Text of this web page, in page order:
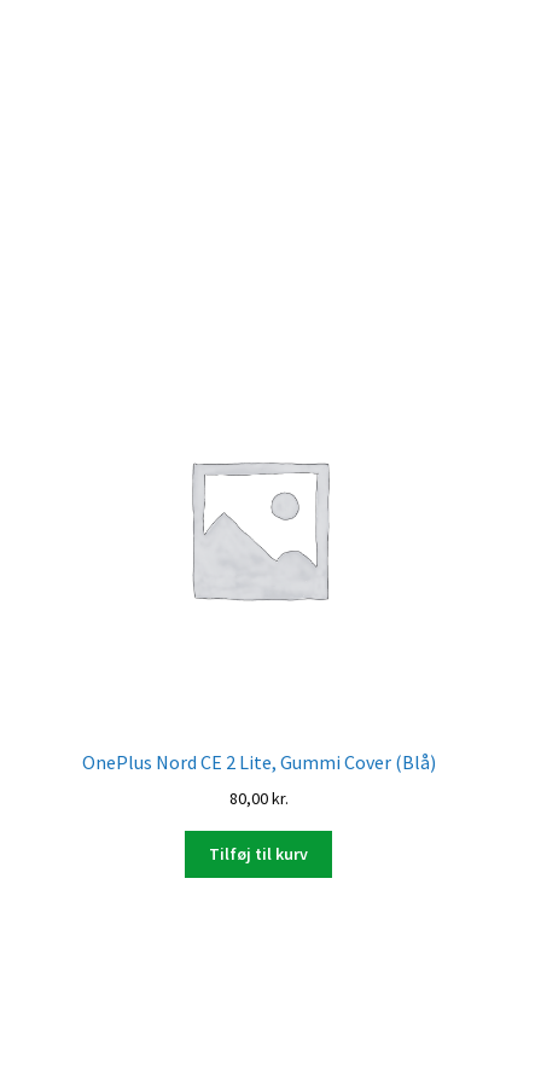
OnePlus Nord CE 2 Lite, Gummi Cover (Blå)
80,00kr.
Tilføj til kurv